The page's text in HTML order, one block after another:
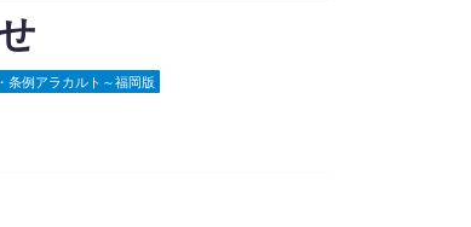
条例アラカルト～福岡版